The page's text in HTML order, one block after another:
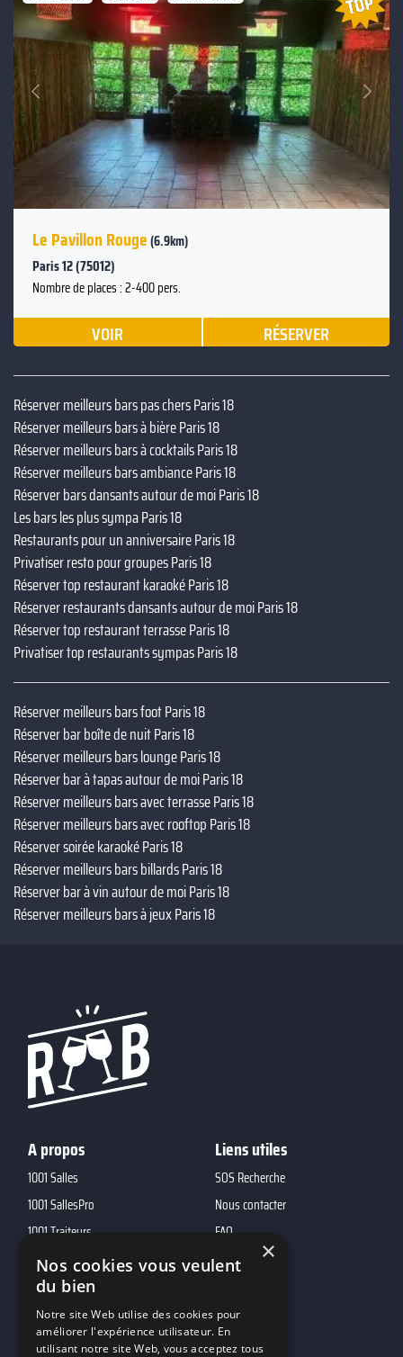
Précédent
Suivant
Le Pavillon Rouge(6.9km)
Paris 12 (75012)
Nombre de places : 2-400 pers.
VOIR RÉSERVER
Réserver meilleurs bars pas chers Paris 18
Réserver meilleurs bars à bière Paris 18
Réserver meilleurs bars à cocktails Paris 18
Réserver meilleurs bars ambiance Paris 18
Réserver bars dansants autour de moi Paris 18
Les bars les plus sympa Paris 18
Restaurants pour un anniversaire Paris 18
Privatiser resto pour groupes Paris 18
Réserver top restaurant karaoké Paris 18
Réserver restaurants dansants autour de moi Paris 18
Réserver top restaurant terrasse Paris 18
Privatiser top restaurants sympas Paris 18
Réserver meilleurs bars foot Paris 18
Réserver bar boîte de nuit Paris 18
Réserver meilleurs bars lounge Paris 18
Réserver bar à tapas autour de moi Paris 18
Réserver meilleurs bars avec terrasse Paris 18
Réserver meilleurs bars avec rooftop Paris 18
Réserver soirée karaoké Paris 18
Réserver meilleurs bars billards Paris 18
Réserver bar à vin autour de moi Paris 18
Réserver meilleurs bars à jeux Paris 18
A propos
1001 Salles
1001 SallesPro
1001 Traiteurs
1001 DJ
10h01
MP2
Liens utiles
SOS Recherche
Nous contacter
FAQ
×
Nos cookies vous veulent
du bien
Notre site Web utilise des cookies pour
améliorer l'expérience utilisateur. En
utilisant notre site Web, vous acceptez tous